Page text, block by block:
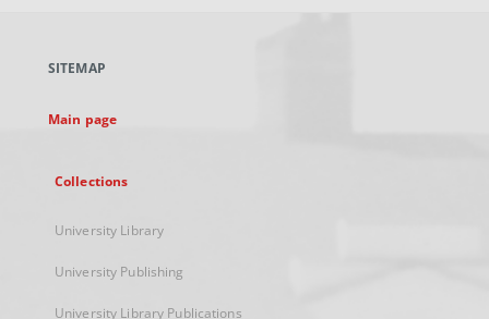
new
SITEMAP
Main page
Collections
University Library
University Publishing
University Library Publications